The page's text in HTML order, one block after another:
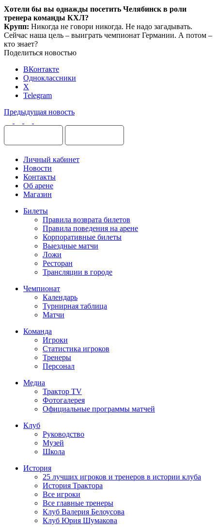
Хотели бы вы однажды посетить Челябинск в роли
тренера команды КХЛ?
Крупп: Никогда не говори никогда. Не надо загадывать.
Сейчас наша цель – выиграть чемпионат Германии. А потом –
кто знает?
Поделиться новостью
ВКонтакте
Одноклассники
X
Telegram
Предыдущая новость
Личный кабинет
Новости
Контакты
Об арене
Магазин
Билеты
Правила возврата билетов
Правила поведения на арене
Корпоративные билеты
Выездные матчи
Ложи
Ресторан
Трансляции в городе
Чемпионат
Календарь
Турнирная таблица
Матчи
Команда
Игроки
Статистика игроков
Тренеры
Персонал
Медиа
Трактор TV
Фотогалерея
Официальные программы матчей
Клуб
Руководство
Музей
Школа
История
25 лучших игроков и тренеров в истории клуба
История Трактора
Все игроки
Все главные тренеры
Клуб Валерия Белоусова
Клуб Юрия Шумакова